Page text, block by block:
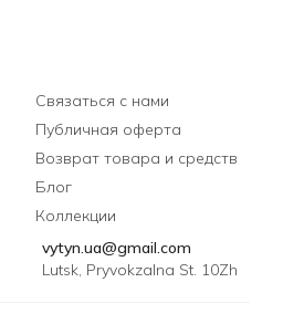
Связаться с нами
Публичная оферта
Возврат товара и средств
Блог
Коллекции
vytyn.ua@gmail.com
Lutsk, Pryvokzalna St. 10Zh